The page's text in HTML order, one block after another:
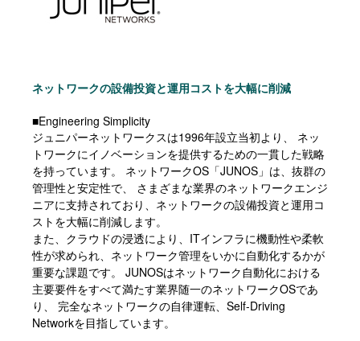
ネットワークの設備投資と運用コストを大幅に削減
■Engineering Simplicity
ジュニパーネットワークスは1996年設立当初より、 ネッ
トワークにイノベーションを提供するための一貫した戦略
を持っています。 ネットワークOS「JUNOS」は、抜群の
管理性と安定性で、 さまざまな業界のネットワークエンジ
ニアに支持されており、ネットワークの設備投資と運用コ
ストを大幅に削減します。
また、クラウドの浸透により、ITインフラに機動性や柔軟
性が求められ、ネットワーク管理をいかに自動化するかが
重要な課題です。 JUNOSはネットワーク自動化における
主要要件をすべて満たす業界随一のネットワークOSであ
り、 完全なネットワークの自律運転、Self-Driving
Networkを目指しています。